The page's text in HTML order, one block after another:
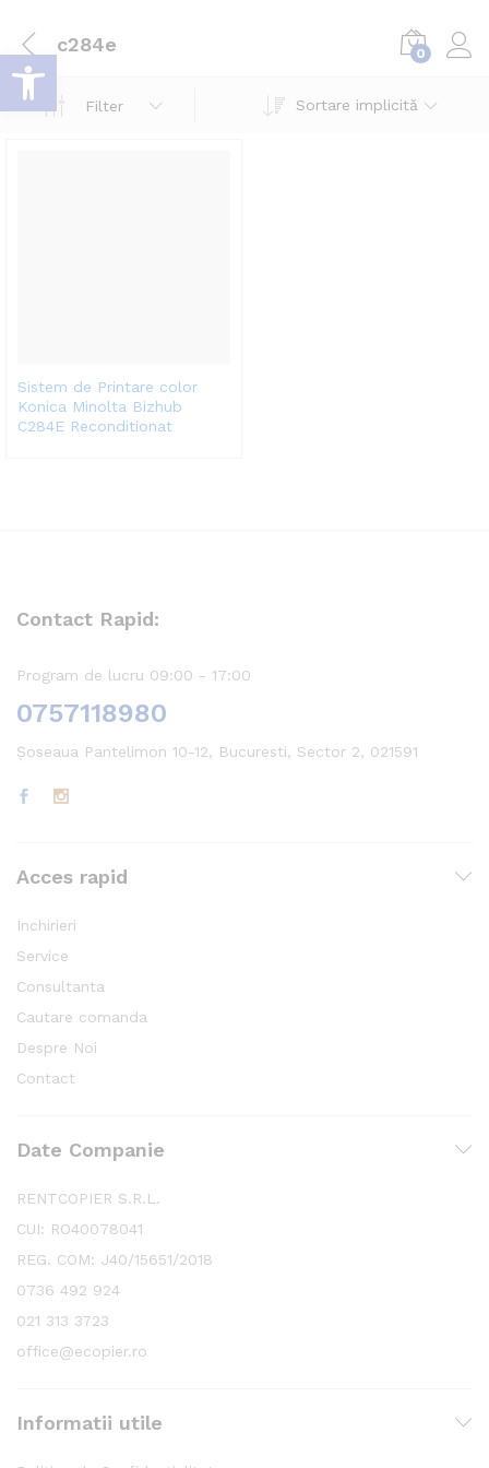
c284e 0
Filter Sortare implicită
Sistem de Printare color
Konica Minolta Bizhub
C284E Reconditionat
Contact Rapid:
Program de lucru 09:00 - 17:00
0757118980
Șoseaua Pantelimon 10-12, Bucuresti, Sector 2, 021591
Acces rapid
Inchirieri
Service
Consultanta
Cautare comanda
Despre Noi
Contact
Date Companie
RENTCOPIER S.R.L.
CUI: RO40078041
REG. COM: J40/15651/2018
0736 492 924
021 313 3723
office@ecopier.ro
Informatii utile
Deschide bara de unelte